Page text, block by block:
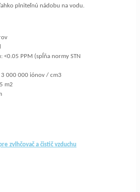
plniteľnú nádobu na vodu.
<0.05 PPM (spĺňa normy STN
000 000 iónov / cm3
m2
zvlhčovač a čistič vzduchu